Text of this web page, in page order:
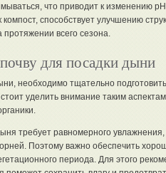
что приводит к изменению
способствует улучшению
всего сезона.
для посадки дыни
необходимо тщательно
уделить внимание таким
требует равномерного увлажнения,
Поэтому важно обеспечить
периода. Для этого